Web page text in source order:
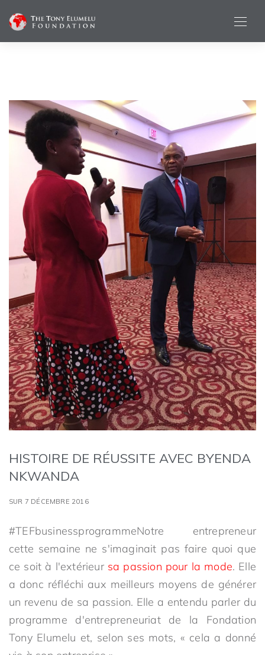
HISTOIRE DE RÉUSSITE AVEC BYENDA
NKWANDA
SUR 7 DÉCEMBRE 2016
#TEFbusinessprogrammeNotre entrepreneur
cette semaine ne s'imaginait pas faire quoi que
ce soit à l'extérieur sa passion pour la mode. Elle
a donc réfléchi aux meilleurs moyens de générer
un revenu de sa passion. Elle a entendu parler du
programme d'entrepreneuriat de la Fondation
Tony Elumelu et, selon ses mots, « cela a donné